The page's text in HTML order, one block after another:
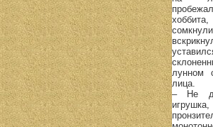
лунном
лица.
– Не